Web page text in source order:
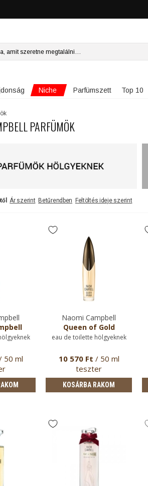
Niche Parfümszett Top 10
PARFÜMÖK
Ár szerint Betűrendben Feltöltés ideje szerint
50 ml
Naomi Campbell
Queen of Gold
eau de toilette hölgyeknek
10 570 Ft / 50 ml
teszter
KOSÁRBA RAKOM